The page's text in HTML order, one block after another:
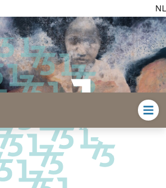
NL
WORLDS' WITH TOM HOOGERVORST